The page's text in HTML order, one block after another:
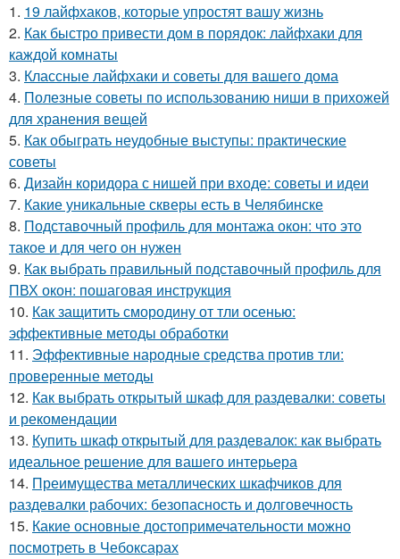
1. 19 лайфхаков, которые упростят вашу жизнь
2. Как быстро привести дом в порядок: лайфхаки для
каждой комнаты
3. Классные лайфхаки и советы для вашего дома
4. Полезные советы по использованию ниши в прихожей
для хранения вещей
5. Как обыграть неудобные выступы: практические
советы
6. Дизайн коридора с нишей при входе: советы и идеи
7. Какие уникальные скверы есть в Челябинске
8. Подставочный профиль для монтажа окон: что это
такое и для чего он нужен
9. Как выбрать правильный подставочный профиль для
ПВХ окон: пошаговая инструкция
10. Как защитить смородину от тли осенью:
эффективные методы обработки
11. Эффективные народные средства против тли:
проверенные методы
12. Как выбрать открытый шкаф для раздевалки: советы
и рекомендации
13. Купить шкаф открытый для раздевалок: как выбрать
идеальное решение для вашего интерьера
14. Преимущества металлических шкафчиков для
раздевалки рабочих: безопасность и долговечность
15. Какие основные достопримечательности можно
посмотреть в Чебоксарах